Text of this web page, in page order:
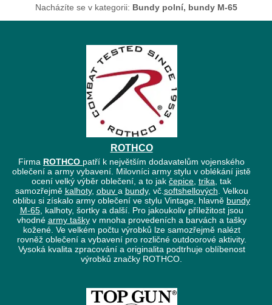
Nacházíte se v kategorii: Bundy polní, bundy M-65
ROTHCO
Firma ROTHCO patří k největším dodavatelům vojenského
oblečení a army vybavení. Milovníci army stylu v oblékání jistě
ocení velký výběr oblečení, a to jak čepice trika , tak
samozřejmě kalhoty, obuv a bundy, vč. softshellových . Velkou
oblibu si získalo army oblečení ve stylu Vintage, hlavně bundy
M-65, kalhoty, šortky a další. Pro jakoukoliv příležitost jsou
vhodné army taškyv mnoha provedeních a barvách a tašky
kožené. Ve velkém počtu výrobků lze samozřejmě nalézt
rovněž oblečení a vybavení pro rozličné outdoorové aktivity.
Vysoká kvalita zpracování a originalita podtrhuje oblíbenost
výrobků značky ROTHCO.